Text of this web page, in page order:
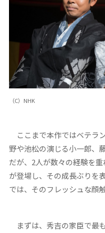
（C）NHK
ここまで本作ではベテラ
野や池松の演じる小一郎、
だが、2人が数々の経験を
が登場し、その成長ぶりを
では、そのフレッシュな顔
まずは、秀吉の家臣で最